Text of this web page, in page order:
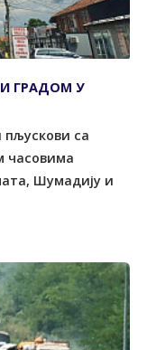
ГРАДОМ У
са
часовима
Шумадију и